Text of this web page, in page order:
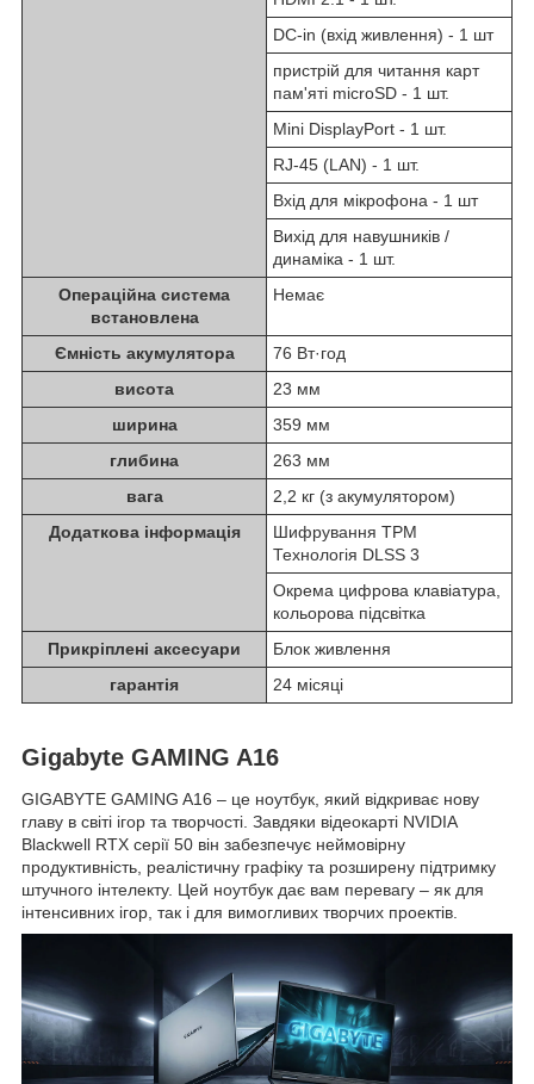
DC-in (вхід живлення) - 1 шт
пристрій для читання карт
пам'яті microSD - 1 шт.
Mini DisplayPort - 1 шт.
RJ-45 (LAN) - 1 шт.
Вхід для мікрофона - 1 шт
Вихід для навушників /
динаміка - 1 шт.
Операційна система
встановлена
Немає
Ємність акумулятора
76 Вт·год
висота
23 мм
ширина
359 мм
глибина
263 мм
вага
2,2 кг (з акумулятором)
Додаткова інформація
Шифрування TPM
Технологія DLSS 3
Окрема цифрова клавіатура,
кольорова підсвітка
Прикріплені аксесуари
Блок живлення
гарантія
24 місяці
Gigabyte GAMING A16
GIGABYTE GAMING A16 – це ноутбук, який відкриває нову
главу в світі ігор та творчості. Завдяки відеокарті NVIDIA
Blackwell RTX серії 50 він забезпечує неймовірну
продуктивність, реалістичну графіку та розширену підтримку
штучного інтелекту. Цей ноутбук дає вам перевагу – як для
інтенсивних ігор, так і для вимогливих творчих проектів.